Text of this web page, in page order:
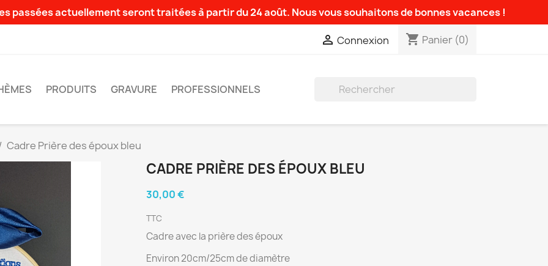
passées actuellement seront traitées à partir du 24 août. Nous vous souhaitons de bonnes vacances !
 Connexion shopping_cart Panier (0)
PRODUITS GRAVURE PROFESSIONNELS
Cadre Prière des époux bleu
CADRE PRIÈRE DES ÉPOUX BLEU
30,00 €
TTC
Cadre avec la prière des époux
Environ 20cm/25cm de diamètre